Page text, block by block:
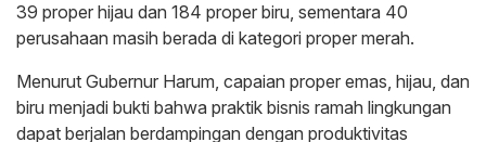
39 proper hijau dan 184 proper biru, sementara 40
perusahaan masih berada di kategori proper merah.
Menurut Gubernur Harum, capaian proper emas, hijau, dan
biru menjadi bukti bahwa praktik bisnis ramah lingkungan
dapat berjalan berdampingan dengan produktivitas